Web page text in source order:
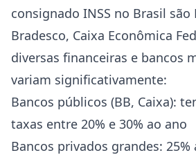
consignado INSS no Brasil são
Bradesco, Caixa Econômica
diversas financeiras e bancos
variam significativamente:
Bancos públicos (BB, Caixa):
taxas entre 20% e 30% ao ano
Bancos privados grandes: 25%